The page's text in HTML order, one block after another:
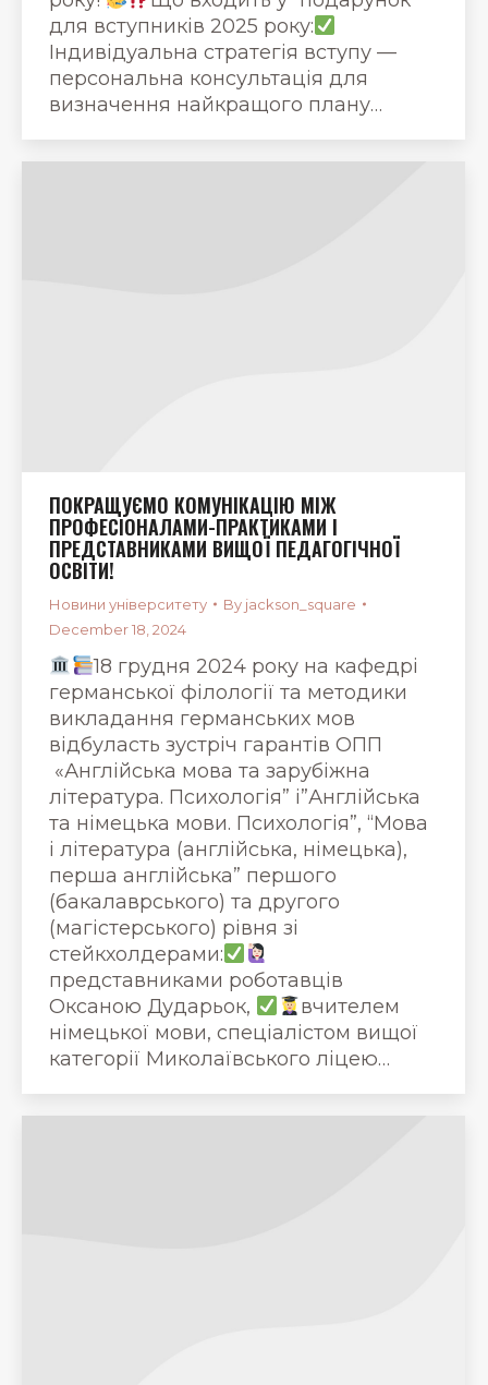
для вступників 2025 року:
Індивідуальна стратегія вступу —
персональна консультація для
визначення найкращого плану…
ПОКРАЩУЄМО КОМУНІКАЦІЮ МІЖ
ПРОФЕСІОНАЛАМИ-ПРАКТИКАМИ І
ПРЕДСТАВНИКАМИ ВИЩОЇ ПЕДАГОГІЧНОЇ
ОСВІТИ!
Новини університету By jackson_square
December 18, 2024
18 грудня 2024 року на кафедрі
германської філології та методики
викладання германських мов
відбуласть зустріч гарантів ОПП
«Англійська мова та зарубіжна
література. Психологія” і”Англійська
та німецька мови. Психологія”, “Мова
і література (англійська, німецька),
перша англійська” першого
(бакалаврського) та другого
(магістерського) рівня зі
стейкхолдерами:
представниками роботавців
Оксаною Дударьок,
вчителем
німецької мови, спеціалістом вищої
категорії Миколаївського ліцею…